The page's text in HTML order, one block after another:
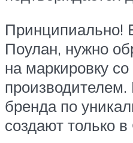
Принципиально!
Поулан, нужно
на маркировку
производителем.
бренда по
создают только